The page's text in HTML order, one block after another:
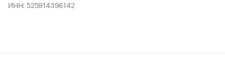
ИНН: 525914396142